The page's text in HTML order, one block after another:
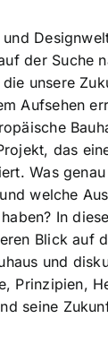
der Suche
unsere
Aufsehen
das
Was
welche
In
Blick auf
und
Prinzipien,
seine